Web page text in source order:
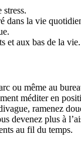
dans la vie
et aux bas de la vie.
ou même au
méditer en
ramenez
devenez plus à
au fil du temps.